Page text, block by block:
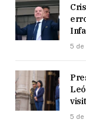
5 de
5 de